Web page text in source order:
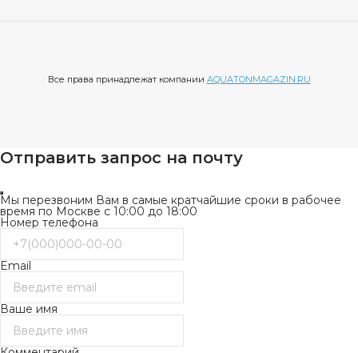
Все права принадлежат компании AQUATONMAGAZIN.RU
Отправить запрос на почту
Мы перезвоним Вам в самые кратчайшие сроки в рабочее
время по Москве с 10:00 до 18:00
Номер телефона
Email
Ваше имя